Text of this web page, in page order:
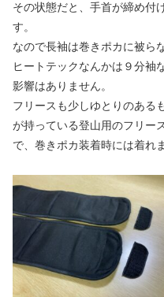
その状態だと、手首が締め付
す。
なので長袖は巻きポカに被ら
ヒートテックなんかは９分袖
影響はありません。
フリースも少しゆとりのある
が持っている登山用のフリー
で、巻きポカ装着時には着れ